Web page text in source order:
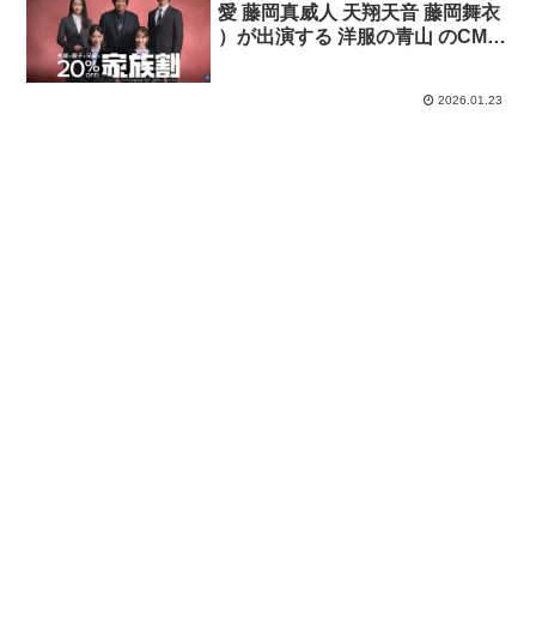
愛 藤岡真威人 天翔天音 藤岡舞衣
）が出演する 洋服の青山 のCM
2026.01.23